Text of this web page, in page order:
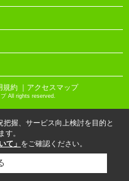
規約 ｜アクセスマップ
All rights reserved.
握、サービス向上検討を目的と
す。
て」 をご確認ください。